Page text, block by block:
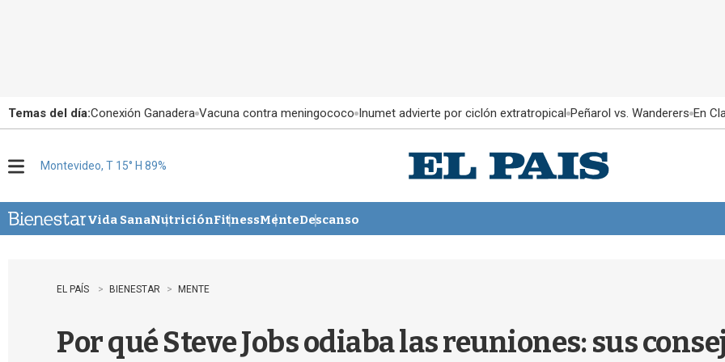
Temas del día:Conexión Ganadera Vacuna contra meningococo Inumet advierte por ciclón extratropical Peñarol vs. Wanderers En
u
Montevideo, T 15° H 89%
Vida SanaNutriciónFitnessMenteDescanso
EL PAÍS BIENESTAR MENTE
Por qué Steve Jobs odiaba las reuniones: sus